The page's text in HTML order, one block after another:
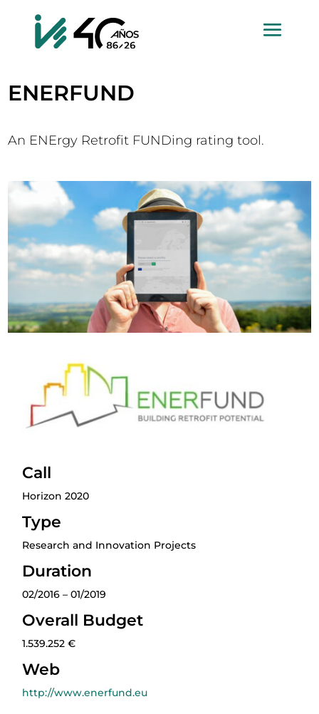
ENERFUND
An ENErgy Retrofit FUNDing rating tool.
Call
Horizon 2020
Type
Research and Innovation Projects
Duration
02/2016 – 01/2019
Overall Budget
1.539.252 €
Web
http://www.enerfund.eu